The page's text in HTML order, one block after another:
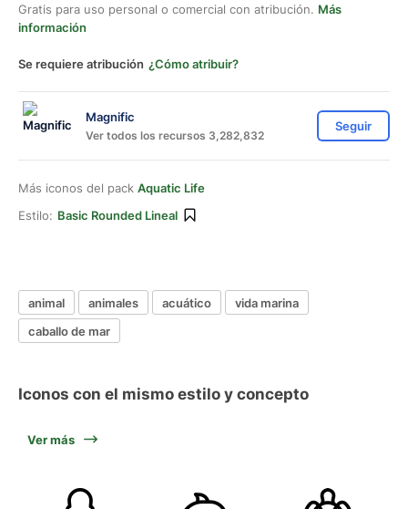
Gratis para uso personal o comercial con atribución. Más
información
Se requiere atribución ¿Cómo atribuir?
Magnific
Ver todos los recursos 3,282,832
Seguir
Más iconos del pack Aquatic Life
Estilo: Basic Rounded Lineal
animal animales acuático
vida marina
caballo de mar
Iconos con el mismo estilo y concepto
Ver más